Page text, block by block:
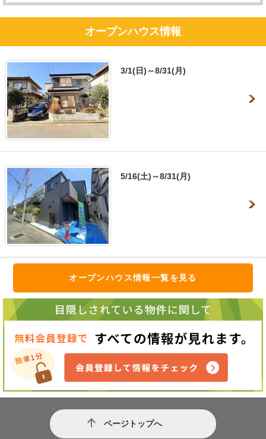
オープンハウス情報
3/1(日)～8/31(月)
5/16(土)～8/31(月)
オープンハウス情報一覧を見る
ページトップへ